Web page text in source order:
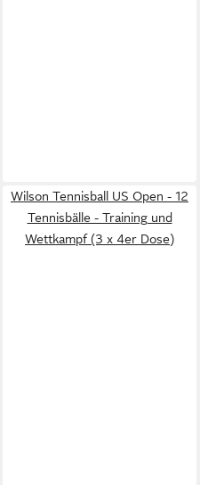
Wilson Tennisball US Open - 12
Tennisbälle - Training und
Wettkampf (3 x 4er Dose)